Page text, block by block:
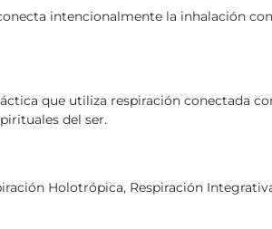
intencionalmente la inhalación
que utiliza respiración conectada
del ser.
Holotrópica, Respiración